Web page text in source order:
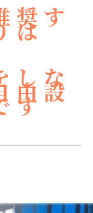
奨す
は
しな
由設
す